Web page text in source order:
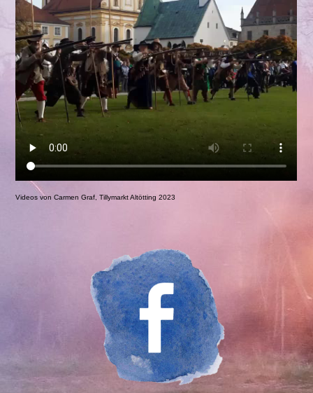
Videos von Carmen Graf, Tillymarkt Altötting 2023